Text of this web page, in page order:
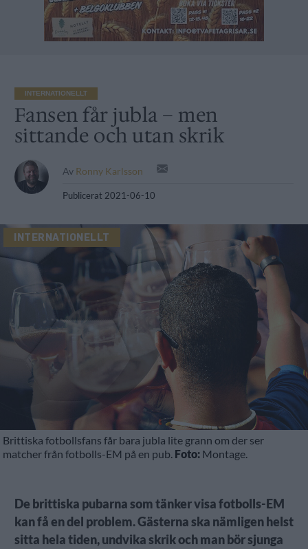
INTERNATIONELLT
Fansen får jubla – men
sittande och utan skrik
Av Ronny Karlsson
Publicerat 2021-06-10
INTERNATIONELLT
Brittiska fotbollsfans får bara jubla lite grann om der ser
matcher från fotbolls-EM på en pub. Foto: Montage.
De brittiska pubarna som tänker visa fotbolls-EM
kan få en del problem. Gästerna ska nämligen helst
sitta hela tiden, undvika skrik och man bör sjunga